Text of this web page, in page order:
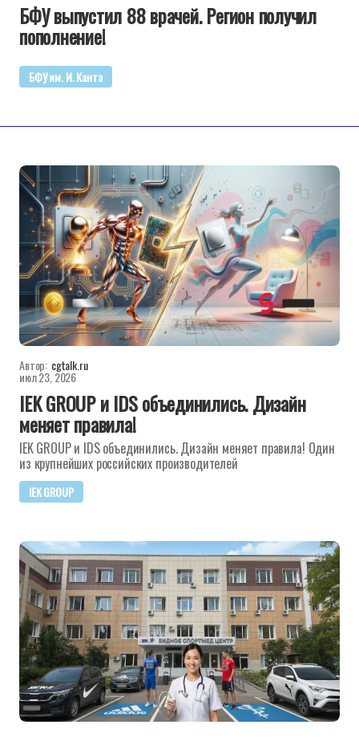
БФУ выпустил 88 врачей. Регион получил
пополнение!
БФУ им. И. Канта
Автор: cgtalk.ru
июл 23, 2026
IEK GROUP и IDS объединились. Дизайн
меняет правила!
IEK GROUP и IDS объединились. Дизайн меняет правила! Один
из крупнейших российских производителей
IEK GROUP